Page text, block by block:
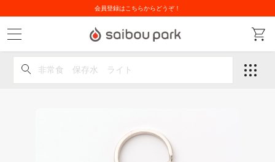
会員登録はこちらからどうぞ！
非常食 保存水 ライト